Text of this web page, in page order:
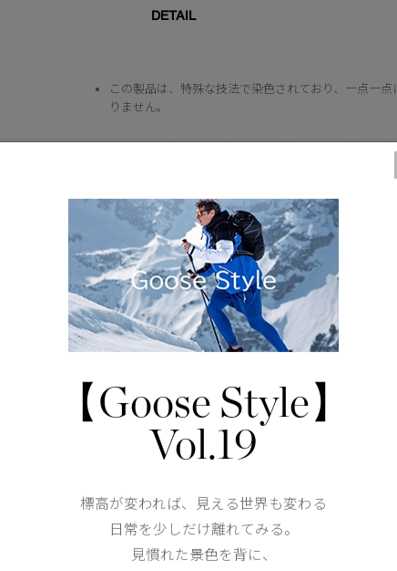
DETAIL
この製品は、特殊な技法で染色されており、一点一
りません。
ウエストと袖口はリブニットで仕立てられ、快適な着
メタルアイレットとカナダグースブランドのドロース
外ポケット2個：サイドポケット2個
カナダグースのホワイトシリコンディスク。
仕様が変更する場合がございます。
Hip 102cm
【Goose Style】
Vol.19
標高が変われば、見える世界も変わる
日常を少しだけ離れてみる。
見慣れた景色を背に、